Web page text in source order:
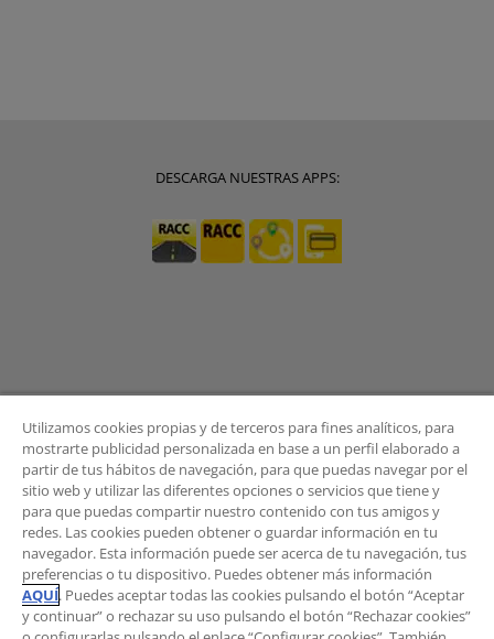
DESCARGA NUESTRAS APPS:
BOLETÍN
¿Quieres recibir las novedades del Área de
Movilidad?
Utilizamos cookies propias y de terceros para fines analíticos, para
mostrarte publicidad personalizada en base a un perfil elaborado a
partir de tus hábitos de navegación, para que puedas navegar por el
sitio web y utilizar las diferentes opciones o servicios que tiene y
para que puedas compartir nuestro contenido con tus amigos y
redes. Las cookies pueden obtener o guardar información en tu
navegador. Esta información puede ser acerca de tu navegación, tus
preferencias o tu dispositivo. Puedes obtener más información
AQUÍ. Puedes aceptar todas las cookies pulsando el botón “Aceptar
y continuar” o rechazar su uso pulsando el botón “Rechazar cookies”